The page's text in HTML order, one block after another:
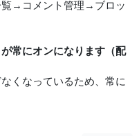
→コメント管理→ブロッ
常にオンになります（配
くなっているため、常に